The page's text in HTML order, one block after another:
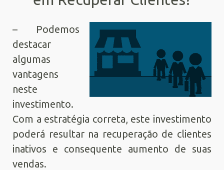
– Podemos
destacar
algumas
vantagens
neste
investimento.
Com a estratégia correta, este investimento
poderá resultar na recuperação de clientes
inativos e consequente aumento de suas
vendas.